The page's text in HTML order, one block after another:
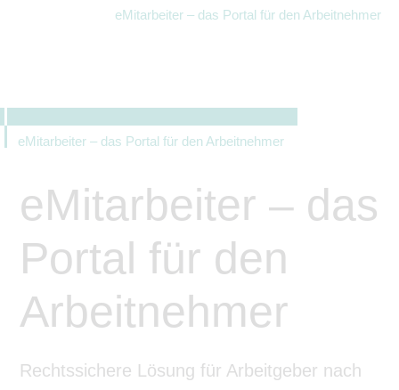
eMitarbeiter – das Portal für den Arbeitnehmer
eMitarbeiter – das Portal für den Arbeitnehmer
eMitarbeiter – das
Portal für den
Arbeitnehmer
Rechtssichere Lösung für Arbeitgeber nach